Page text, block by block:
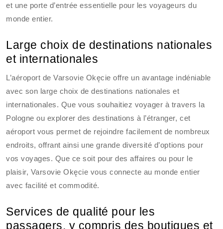
et une porte d’entrée essentielle pour les voyageurs du
monde entier.
Large choix de destinations nationales
et internationales
L’aéroport de Varsovie Okęcie offre un avantage indéniable
avec son large choix de destinations nationales et
internationales. Que vous souhaitiez voyager à travers la
Pologne ou explorer des destinations à l’étranger, cet
aéroport vous permet de rejoindre facilement de nombreux
endroits, offrant ainsi une grande diversité d’options pour
vos voyages. Que ce soit pour des affaires ou pour le
plaisir, Varsovie Okęcie vous connecte au monde entier
avec facilité et commodité.
Services de qualité pour les
passagers, y compris des boutiques et